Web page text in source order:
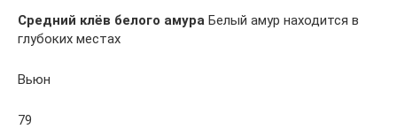
Средний клёв белого амура Белый амур находится в
глубоких местах
Вьюн
79